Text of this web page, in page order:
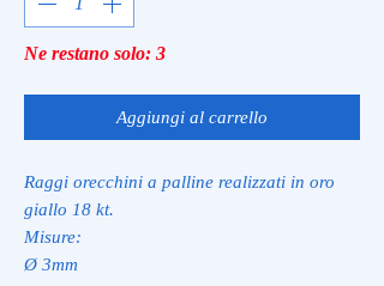
Ne restano solo: 3
Aggiungi al carrello
Raggi orecchini a palline realizzati in oro
giallo 18 kt.
Misure:
Ø 3mm